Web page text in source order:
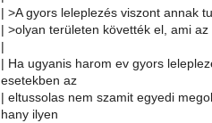
| >A gyors leleplezés viszont annak
| >olyan területen követték el, ami
| Ha ugyanis harom ev gyors
esetekben az
| eltussolas nem szamit egyedi
hany ilyen